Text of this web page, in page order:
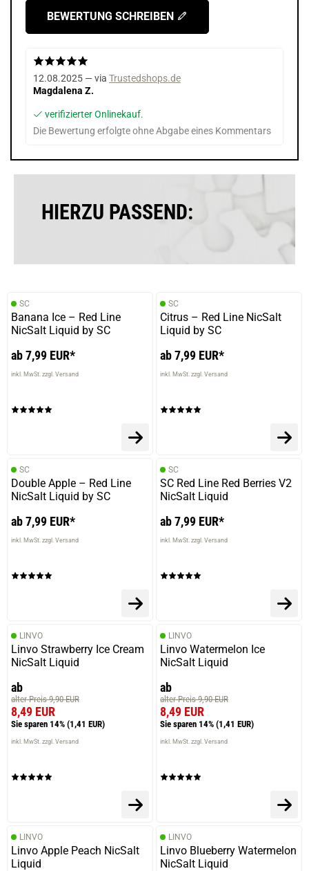
prev
BEWERTUNG SCHREIBEN
12.08.2025 — via Trustedshops.de
Magdalena Z.
verifizierter Onlinekauf.
Die Bewertung erfolgte ohne Abgabe eines Kommentars
HIERZU PASSEND:
SC
Banana Ice – Red Line
NicSalt Liquid by SC
ab 7,99 EUR*
inkl. MwSt. zzgl. Versand
SC
Citrus – Red Line NicSalt
Liquid by SC
ab 7,99 EUR*
inkl. MwSt. zzgl. Versand
SC
Double Apple – Red Line
NicSalt Liquid by SC
ab 7,99 EUR*
inkl. MwSt. zzgl. Versand
SC
SC Red Line Red Berries V2
NicSalt Liquid
ab 7,99 EUR*
inkl. MwSt. zzgl. Versand
LINVO
Linvo Strawberry Ice Cream
NicSalt Liquid
ab
alter Preis 9,90 EUR
8,49 EUR
Sie sparen 14% (1,41 EUR)
inkl. MwSt. zzgl. Versand
LINVO
Linvo Watermelon Ice
NicSalt Liquid
ab
alter Preis 9,90 EUR
8,49 EUR
Sie sparen 14% (1,41 EUR)
inkl. MwSt. zzgl. Versand
LINVO
Linvo Apple Peach NicSalt
Liquid
LINVO
Linvo Blueberry Watermelon
NicSalt Liquid